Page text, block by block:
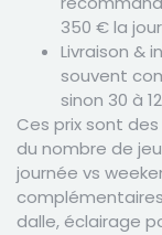
350 € la
Livraison &
souvent
sinon 30 à
Ces prix sont
du nombre de
journée vs
dalle, éclairage